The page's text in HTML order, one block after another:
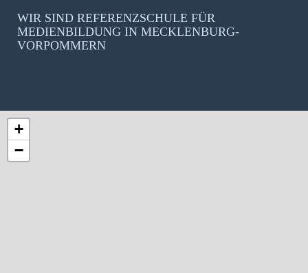
WIR SIND REFERENZSCHULE FÜR
MEDIENBILDUNG IN MECKLENBURG-
VORPOMMERN
+
−